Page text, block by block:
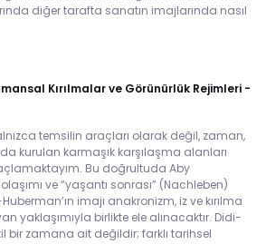
diğer tarafta sanatın imajlarında nasıl
Kırılmalar ve Görünürlük Rejimleri -
temsilin araçları olarak değil, zaman,
kurulan karmaşık karşılaşma alanları
Bu doğrultuda Aby
ve “yaşantı sonrası” (Nachleben)
imajı anakronizm, iz ve kırılma
yaklaşımıyla birlikte ele alınacaktır. Didi-
bir zamana ait değildir; farklı tarihsel